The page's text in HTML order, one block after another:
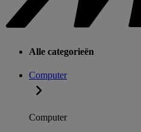
Alle categorieën
Computer
Computer